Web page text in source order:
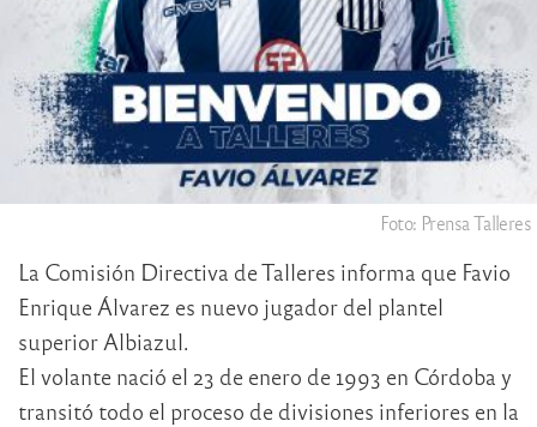
Foto: Prensa Talleres
La Comisión Directiva de Talleres informa que Favio
Enrique Álvarez es nuevo jugador del plantel
superior Albiazul.
El volante nació el 23 de enero de 1993 en Córdoba y
transitó todo el proceso de divisiones inferiores en la